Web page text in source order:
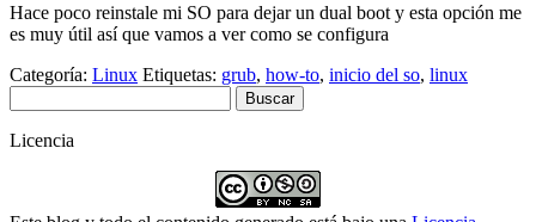
Hace poco reinstale mi SO para dejar un dual boot y esta opción me
es muy útil así que vamos a ver como se configura
Categoría: Linux Etiquetas: grub, how-to, inicio del so, linux
Licencia